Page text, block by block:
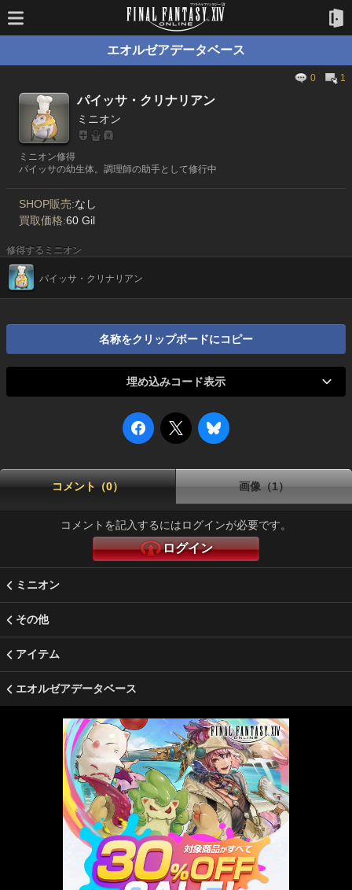
エオルゼアデータベース
0 1
パイッサ・クリナリアン
ミニオン
ミニオン修得
パイッサの幼生体。調理師の助手として修行中
SHOP販売:なし
買取価格:60 Gil
修得するミニオン
パイッサ・クリナリアン
名称をクリップボードにコピー
埋め込みコード表示
コメント（0） 画像（1）
コメントを記入するにはログインが必要です。
ログイン
ミニオン
その他
アイテム
エオルゼアデータベース